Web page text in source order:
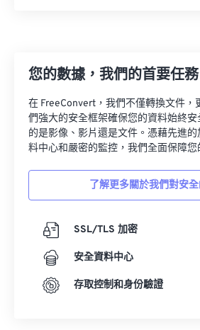
您的數據，我們的首要任務
在 FreeConvert，我們不僅轉換文件，
們強大的安全框架確保您的資料始終
的是影像、影片還是文件。憑藉先進
料中心和嚴密的監控，我們全面保障您
了解更多關於我們對安
SSL/TLS 加密
安全資料中心
存取控制和身份驗證